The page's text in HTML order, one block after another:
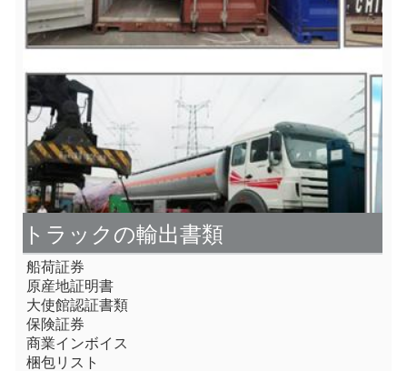
トラックの輸出書類
船荷証券
原産地証明書
大使館認証書類
保険証券
商業インボイス
梱包リスト